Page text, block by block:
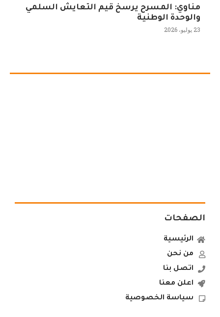
مناوي: المسرح يرسخ قيم التعايش السلمي
والوحدة الوطنية
23 يوليو، 2026
الصفحات
الرئيسية
من نحن
اتصل بنا
اعلن معنا
سياسة الخصوصية